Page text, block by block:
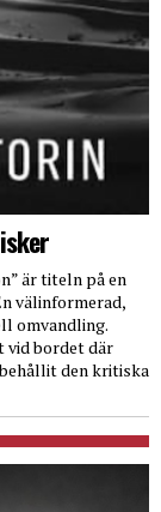
är titeln på en
välinformerad,
omvandling.
vid bordet där
den kritiska